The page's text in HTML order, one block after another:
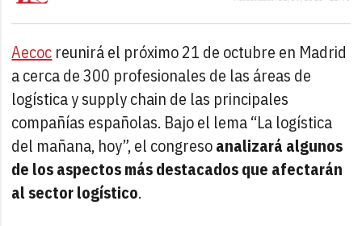
Aecoc reunirá el próximo 21 de octubre en Madrid
a cerca de 300 profesionales de las áreas de
logística y supply chain de las principales
compañías españolas. Bajo el lema “La logística
del mañana, hoy”, el congresoanalizará algunos
de los aspectos más destacados que afectarán
al sector logístico.